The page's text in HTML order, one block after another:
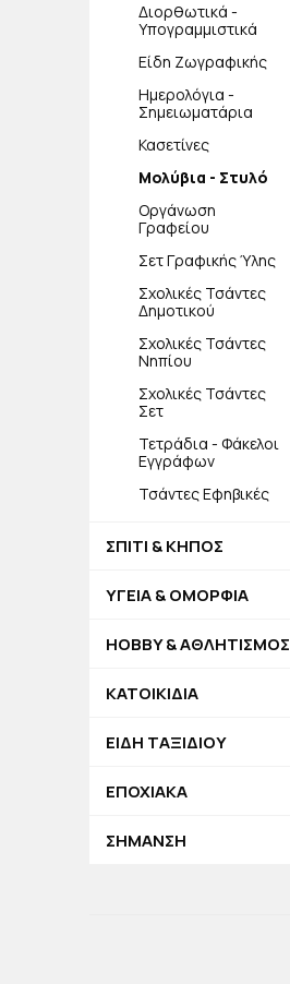
Διορθωτικά -
Υπογραμμιστικά
Είδη Ζωγραφικής
Ημερολόγια -
Σημειωματάρια
Κασετίνες
Μολύβια - Στυλό
Οργάνωση
Γραφείου
Σετ Γραφικής Ύλης
Σχολικές Τσάντες
Δημοτικού
Σχολικές Τσάντες
Νηπίου
Σχολικές Τσάντες
Σετ
Τετράδια - Φάκελοι
Εγγράφων
Τσάντες Εφηβικές
ΣΠΙΤΙ & ΚΗΠΟΣ
ΥΓΕΙΑ & ΟΜΟΡΦΙΑ
HOBBY & ΑΘΛΗΤΙΣΜΟΣ
ΚΑΤΟΙΚΙΔΙΑ
ΕΙΔΗ ΤΑΞΙΔΙΟΥ
ΕΠΟΧΙΑΚΑ
ΣΗΜΑΝΣΗ